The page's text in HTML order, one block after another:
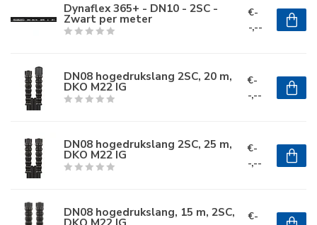
Dynaflex 365+ - DN10 - 2SC -
Zwart per meter
€-
-,--
DN08 hogedrukslang 2SC, 20 m,
DKO M22 IG
€-
-,--
DN08 hogedrukslang 2SC, 25 m,
DKO M22 IG
€-
-,--
DN08 hogedrukslang, 15 m, 2SC,
€-